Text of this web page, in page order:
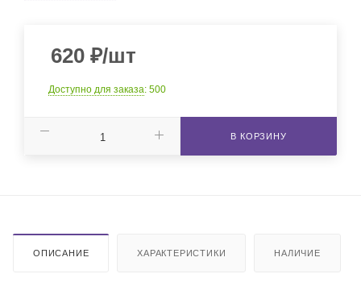
620 ₽/шт
Доступно для заказа: 500
В КОРЗИНУ
ОПИСАНИЕ ХАРАКТЕРИСТИКИ НАЛИЧИЕ